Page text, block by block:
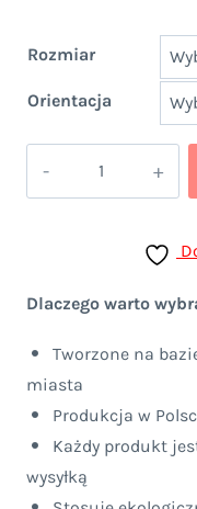
Rozmiar
Orientacja
Nocny
(pion
Dlaczego warto
Tworzone na
miasta
Produkcja w
Każdy produkt
wysyłką